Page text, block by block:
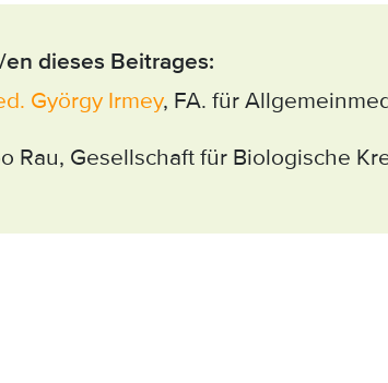
dieses Beitrages:
György Irmey, FA. für
Rau, Gesellschaft für Biologische